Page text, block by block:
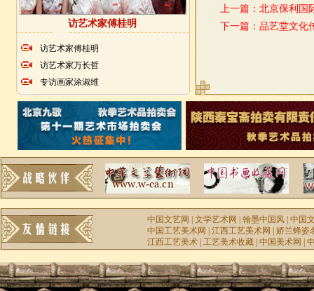
访艺术家傅桂明
访艺术家傅桂明
访艺术家万长哲
专访画家涂淑维
上一篇： 北京保利国
下一篇： 品艺堂文化
中国文艺网 |文学艺术网 |翰墨中国风 |中国
中国工艺美术网
|江西工艺美术网 |娇兰蜂姿
江西工艺美术 |工艺美术收藏 |中国美术网 |